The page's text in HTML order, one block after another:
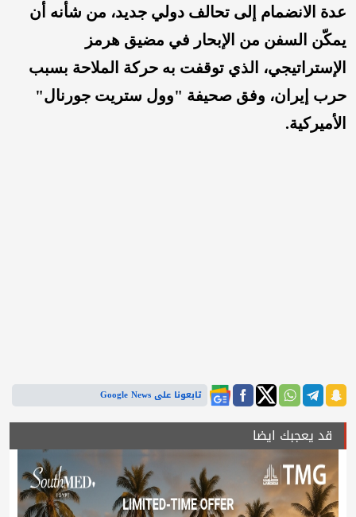
عدة الانضمام إلى تحالف دولي جديد، من شأنه أن
يمكّن السفن من الإبحار في مضيق هرمز
الإستراتيجي، الذي توقفت به حركة الملاحة بسبب
حرب إيران، وفق صحيفة "وول ستريت جورنال"
الأميركية.
تابعونا على Google News
قد يعجبك ايضا